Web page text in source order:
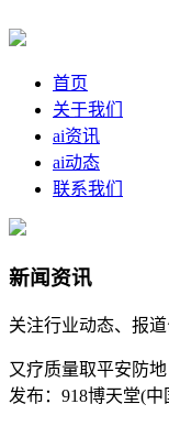
首页
关于我们
ai资讯
ai动态
联系我们
新闻资讯
关注行业动态、报
又疗质量取平安防地
发布：918博天堂(中